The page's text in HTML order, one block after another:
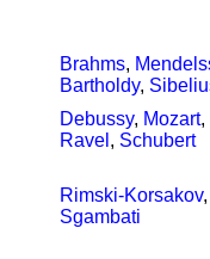
Brahms,
Bartholdy,
Debussy, Mozart,
Ravel , Schubert
Rimski-Korsakov,
Sgambati